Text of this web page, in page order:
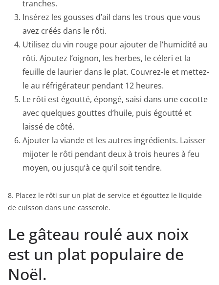
tranches.
Insérez les gousses d’ail dans les trous que vous
avez créés dans le rôti.
Utilisez du vin rouge pour ajouter de l’humidité au
rôti. Ajoutez l’oignon, les herbes, le céleri et la
feuille de laurier dans le plat. Couvrez-le et mettez-
le au réfrigérateur pendant 12 heures.
Le rôti est égoutté, épongé, saisi dans une cocotte
avec quelques gouttes d’huile, puis égoutté et
laissé de côté.
Ajouter la viande et les autres ingrédients. Laisser
mijoter le rôti pendant deux à trois heures à feu
moyen, ou jusqu’à ce qu’il soit tendre.
8. Placez le rôti sur un plat de service et égouttez le liquide
de cuisson dans une casserole.
Le gâteau roulé aux noix
est un plat populaire de
Noël.